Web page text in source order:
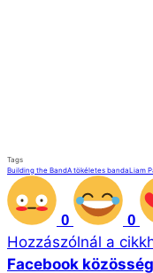
Tags
Building the BandA tökéletes bandaLiam
0 0
Hozzászólnál a
Facebook